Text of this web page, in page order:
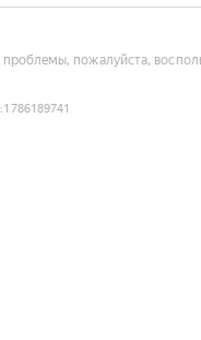
проблемы, пожалуйста,
:1786189741